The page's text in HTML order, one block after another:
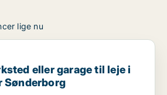
lige nu
eller garage til leje i Aabenraa eller
eller garage til leje i
Sønderborg